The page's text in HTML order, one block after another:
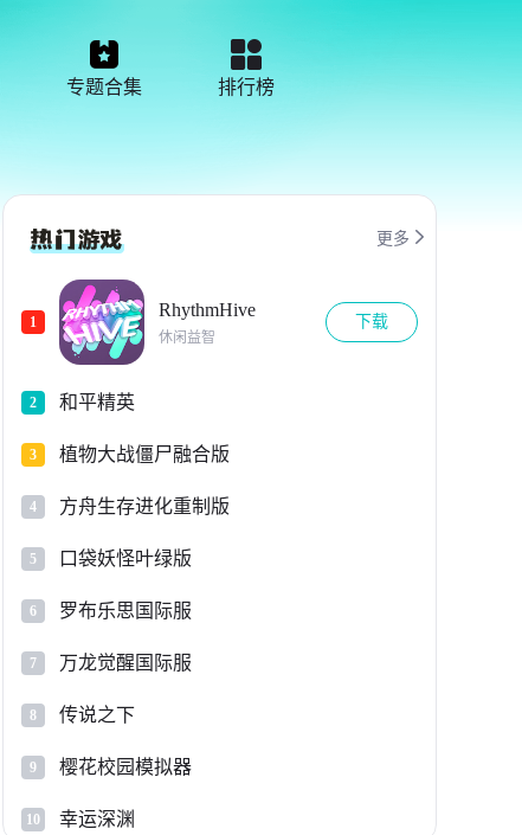
专题合集 排行榜
更多 
1
RhythmHive
休闲益智
下载
2 和平精英
3 植物大战僵尸融合版
4 方舟生存进化重制版
5 口袋妖怪叶绿版
6 罗布乐思国际服
7 万龙觉醒国际服
8 传说之下
9 樱花校园模拟器
10 幸运深渊